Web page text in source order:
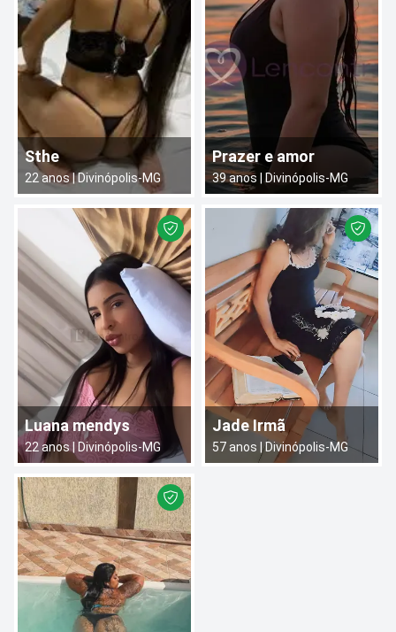
Sthe
22 anos |Divinópolis-MG
Prazer e amor
39anos | Divinópolis-MG
Luana mendys
22 anos | Divinópolis-MG
Jade Irmã
57anos | Divinópolis-MG